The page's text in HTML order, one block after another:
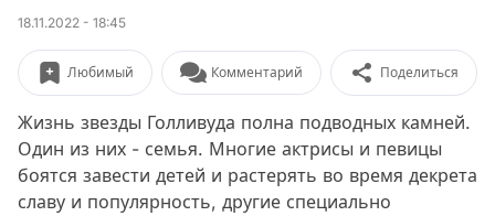
18.11.2022 - 18:45
Любимый Комментарий Поделиться
Жизнь звезды Голливуда полна подводных камней.
Один из них - семья. Многие актрисы и певицы
боятся завести детей и растерять во время декрета
славу и популярность, другие специально